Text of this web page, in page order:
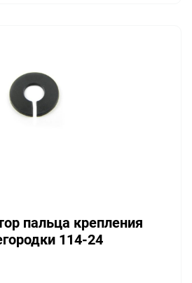
пальца крепления
114-24